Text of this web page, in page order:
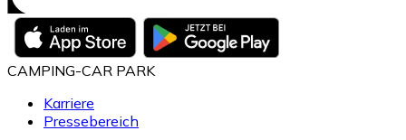
CAMPING-CAR PARK
Karriere
Pressebereich